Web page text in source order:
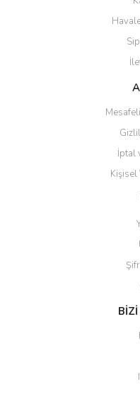
Ürün resmi kalitesiz,
Ürün açıklamasında
Ürün bilgilerinde
Ürün fiyatı diğer
Bu ürüne benzer farklı
İptal
Kişisel